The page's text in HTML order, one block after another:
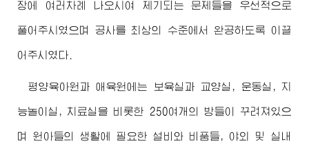
장에 여러차례 나오시여 제기되는 문제들을 우선적으로
풀어주시였으며 공사를 최상의 수준에서 완공하도록 이끌
어주시였다.
평양육아원과 애육원에는 보육실과 교양실, 운동실, 지
능놀이실, 치료실을 비롯한 250여개의 방들이 꾸려져있으
며 원아들의 생활에 필요한 설비와 비품들, 야외 및 실내